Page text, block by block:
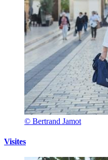
© Bertrand Jamot
Visites